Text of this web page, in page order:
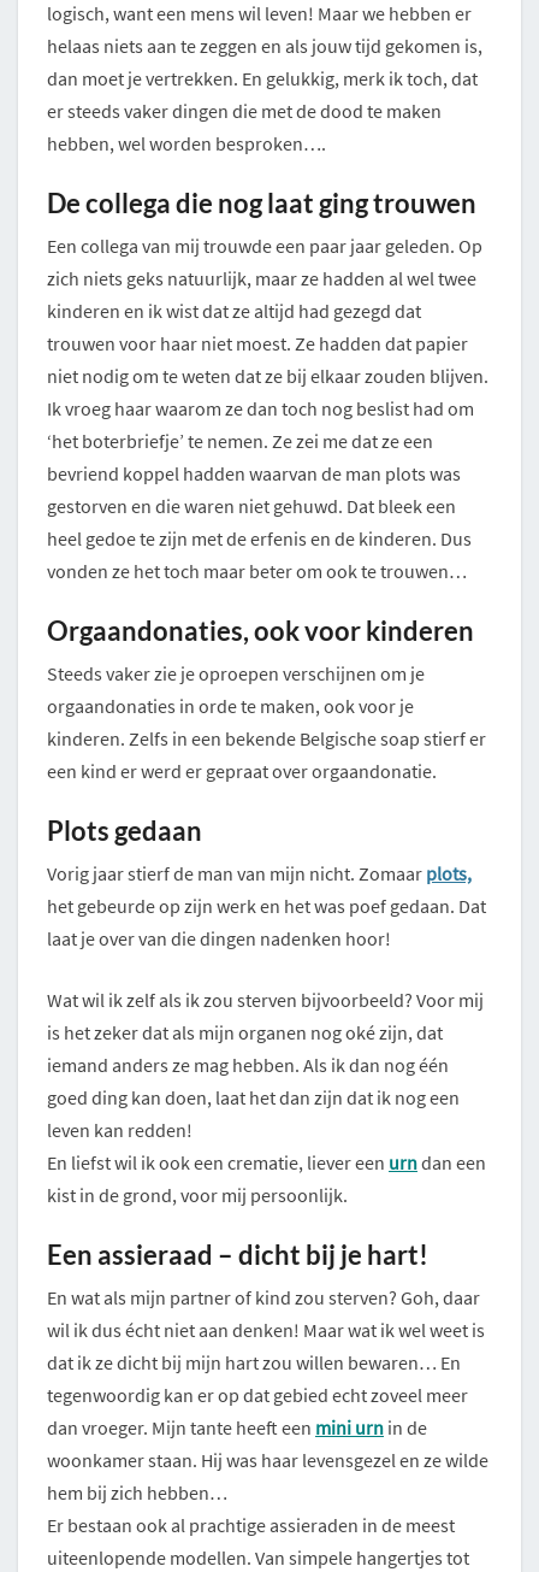
logisch, want een mens wil leven! Maar we hebben er
helaas niets aan te zeggen en als jouw tijd gekomen is,
dan moet je vertrekken. En gelukkig, merk ik toch, dat
er steeds vaker dingen die met de dood te maken
hebben, wel worden besproken….
De collega die nog laat ging trouwen
Een collega van mij trouwde een paar jaar geleden. Op
zich niets geks natuurlijk, maar ze hadden al wel twee
kinderen en ik wist dat ze altijd had gezegd dat
trouwen voor haar niet moest. Ze hadden dat papier
niet nodig om te weten dat ze bij elkaar zouden blijven.
Ik vroeg haar waarom ze dan toch nog beslist had om
‘het boterbriefje’ te nemen. Ze zei me dat ze een
bevriend koppel hadden waarvan de man plots was
gestorven en die waren niet gehuwd. Dat bleek een
heel gedoe te zijn met de erfenis en de kinderen. Dus
vonden ze het toch maar beter om ook te trouwen…
Orgaandonaties, ook voor kinderen
Steeds vaker zie je oproepen verschijnen om je
orgaandonaties in orde te maken, ook voor je
kinderen. Zelfs in een bekende Belgische soap stierf er
een kind er werd er gepraat over orgaandonatie.
Plots gedaan
Vorig jaar stierf de man van mijn nicht. Zomaar plots,
het gebeurde op zijn werk en het was poef gedaan. Dat
laat je over van die dingen nadenken hoor!
Wat wil ik zelf als ik zou sterven bijvoorbeeld? Voor mij
is het zeker dat als mijn organen nog oké zijn, dat
iemand anders ze mag hebben. Als ik dan nog één
goed ding kan doen, laat het dan zijn dat ik nog een
leven kan redden!
En liefst wil ik ook een crematie, liever een urndan een
kist in de grond, voor mij persoonlijk.
Een assieraad – dicht bij je hart!
En wat als mijn partner of kind zou sterven? Goh, daar
wil ik dus écht niet aan denken! Maar wat ik wel weet is
dat ik ze dicht bij mijn hart zou willen bewaren… En
tegenwoordig kan er op dat gebied echt zoveel meer
dan vroeger. Mijn tante heeft een mini urn in de
woonkamer staan. Hij was haar levensgezel en ze wilde
hem bij zich hebben…
Er bestaan ook al prachtige assieraden in de meest
uiteenlopende modellen. Van simpele hangertjes tot